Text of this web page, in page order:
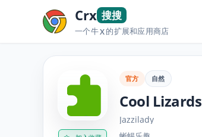
Crx 搜搜
一个牛X的扩展和应用商店
官方 自然
Cool Lizards
Jazzilady